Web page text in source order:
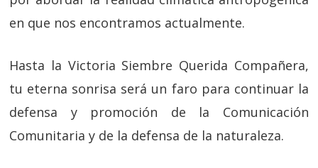
en que nos encontramos actualmente.
Hasta la Victoria Siembre Querida Compañera,
tu eterna sonrisa será un faro para continuar la
defensa y promoción de la Comunicación
Comunitaria y de la defensa de la naturaleza.